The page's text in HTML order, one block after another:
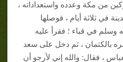
من مكة وعدده واستعداداته ،
في ثلاثة أيام ، فوصلها
وسلم في قباء ؛ فقرأ عليه
بالكتمان ، ثم دخل على سعد
، فقال: والله إني لأرجو أن